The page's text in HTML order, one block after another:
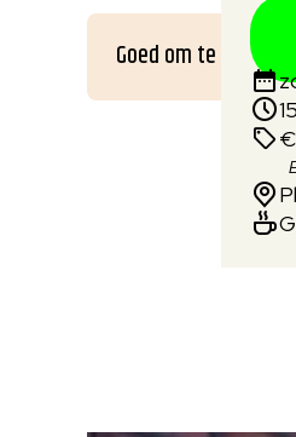
Goed om te weten